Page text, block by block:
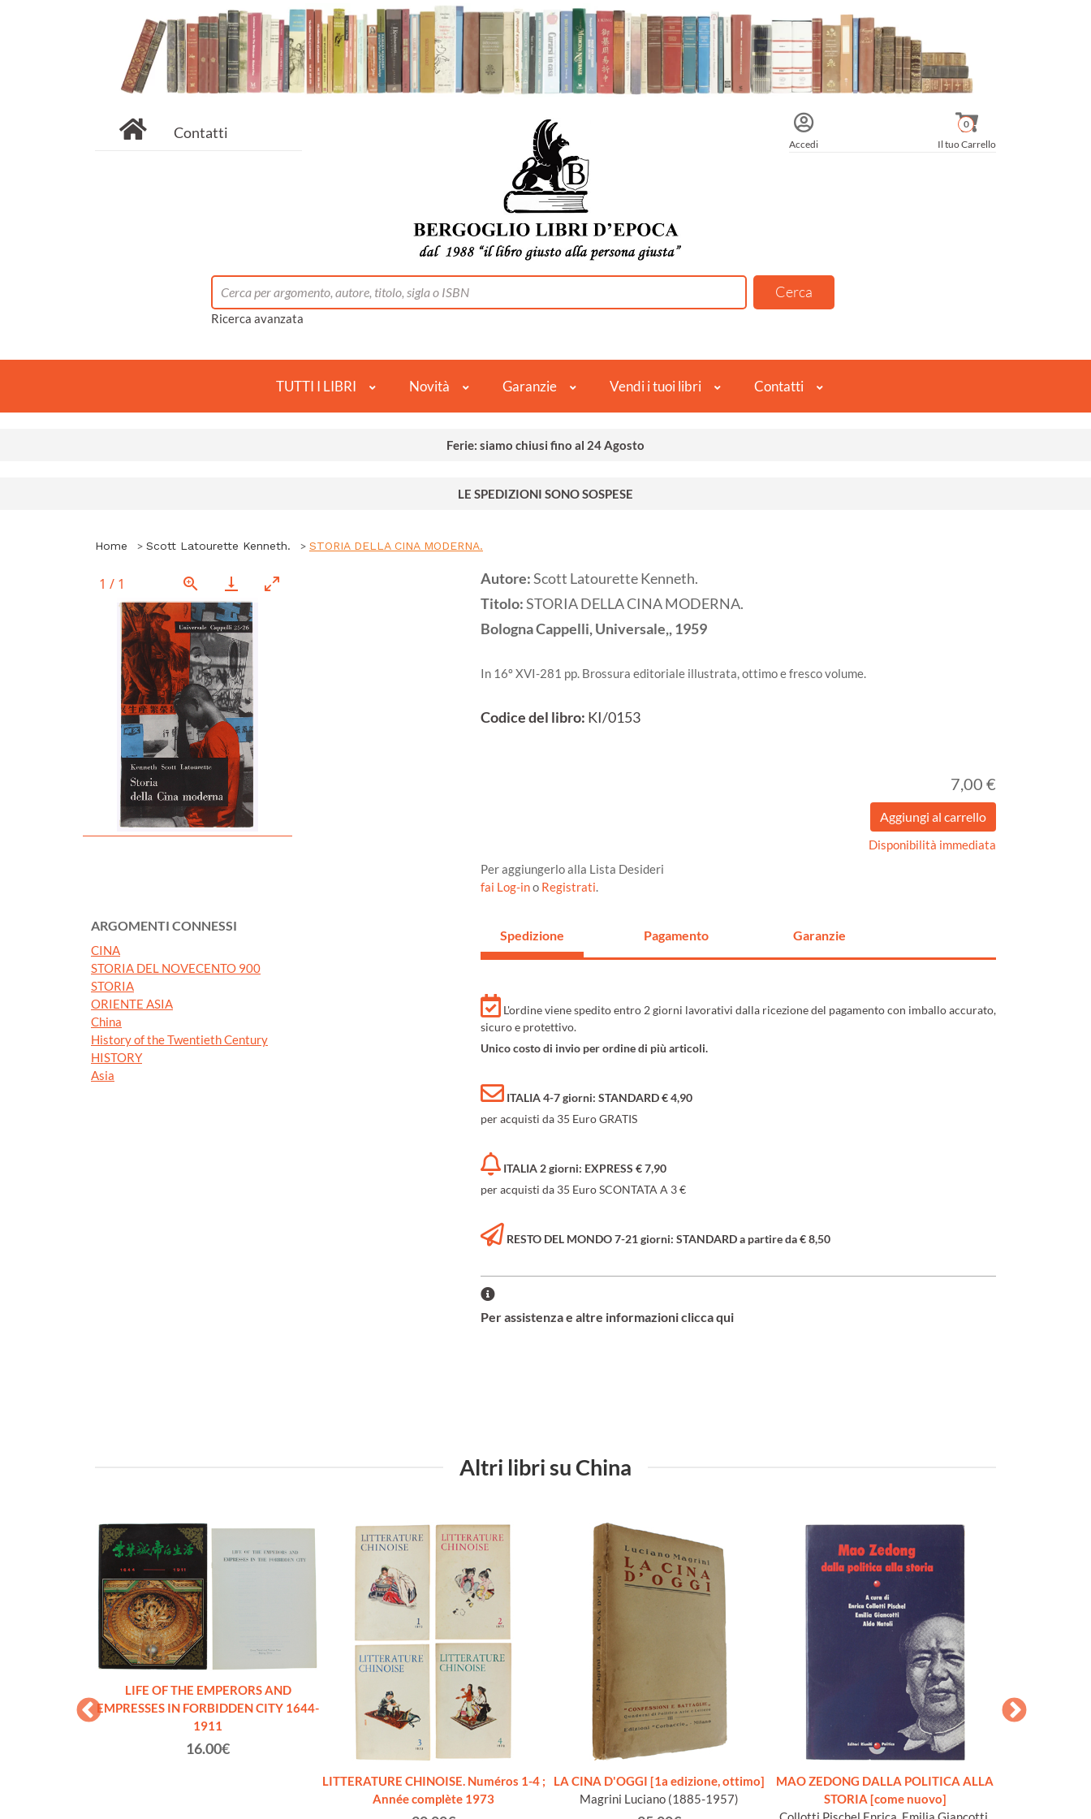
Contatti
Accedi Il tuo Carrello
0
Ricerca avanzata
TUTTI I LIBRI Novità Garanzie Vendi i tuoi libri Contatti
Ferie: siamo chiusi fino al 24 Agosto
LE SPEDIZIONI SONO SOSPESE
Home Scott Latourette Kenneth. STORIA DELLA CINA MODERNA.
1 / 1
ARGOMENTI CONNESSI
CINA
STORIA DEL NOVECENTO 900
STORIA
ORIENTE ASIA
China
History of the Twentieth Century
HISTORY
Asia
Autore:Scott Latourette Kenneth.
Titolo:STORIA DELLA CINA MODERNA.
BolognaCappelli, Universale,,1959
In 16º XVI-281 pp. Brossura editoriale illustrata, ottimo e fresco volume.
Codice del libro: KI/0153
7,00 €
Disponibilità immediata
Per aggiungerlo alla Lista Desideri
fai Log-ino Registrati.
Spedizione Pagamento Garanzie
L'ordine viene spedito entro 2 giorni lavorativi dalla ricezione del pagamento con imballo accurato,
sicuro e protettivo.
Unico costo di invio per ordine di più articoli.
ITALIA 4-7 giorni: STANDARD € 4,90
per acquisti da 35 Euro GRATIS
ITALIA 2 giorni: EXPRESS € 7,90
per acquisti da 35 Euro SCONTATA A 3 €
RESTO DEL MONDO 7-21 giorni: STANDARD a partire da € 8,50
Per assistenza e altre informazioni clicca qui
Altri libri su China
LIFE OF THE EMPERORS AND
EMPRESSES IN FORBIDDEN CITY 1644-
1911
16.00€
LITTERATURE CHINOISE. Numéros 1-4 ;
Année complète 1973
LA CINA D'OGGI [1a edizione, ottimo]
Magrini Luciano (1885-1957)
MAO ZEDONG DALLA POLITICA ALLA
STORIA [come nuovo]